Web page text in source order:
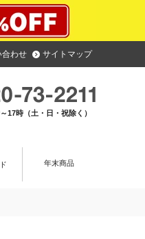
合わせ サイトマップ
17時（土・日・祝除く）
年末商品